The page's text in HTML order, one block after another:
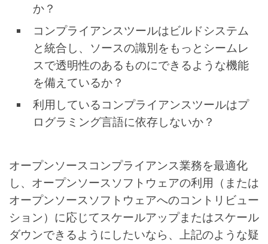
か？
コンプライアンスツールはビルドシステム
と統合し、ソースの識別をもっとシームレ
スで透明性のあるものにできるような機能
を備えているか？
利用しているコンプライアンスツールはプ
ログラミング言語に依存しないか？
オープンソースコンプライアンス業務を最適化
し、オープンソースソフトウェアの利用（または
オープンソースソフトウェアへのコントリビュー
ション）に応じてスケールアップまたはスケール
ダウンできるようにしたいなら、上記のような疑